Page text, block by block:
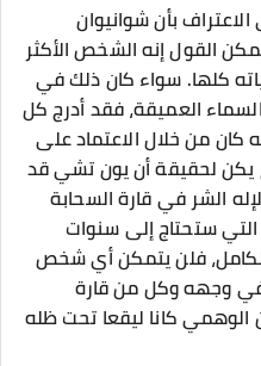
بأن شوانيوان
القول إنه الشخص الأكثر
كلها. سواء كان ذلك في
العميقة، فقد أدرج كل
من خلال الاعتماد على
يكن لحقيقة أن يون تشي قد
الشر في قارة السحابة
التي ستحتاج إلى سنوات
فلن يتمكن أي شخص
وجهه وكل من قارة
الوهمي كانا ليقعا تحت ظله